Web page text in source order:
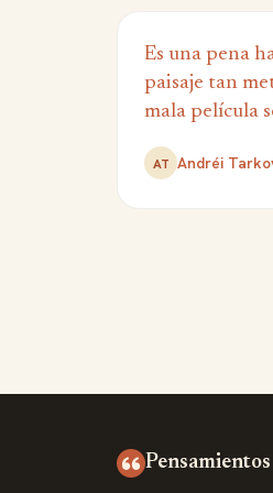
Es una pena
paisaje tan
mala película
AT Andréi